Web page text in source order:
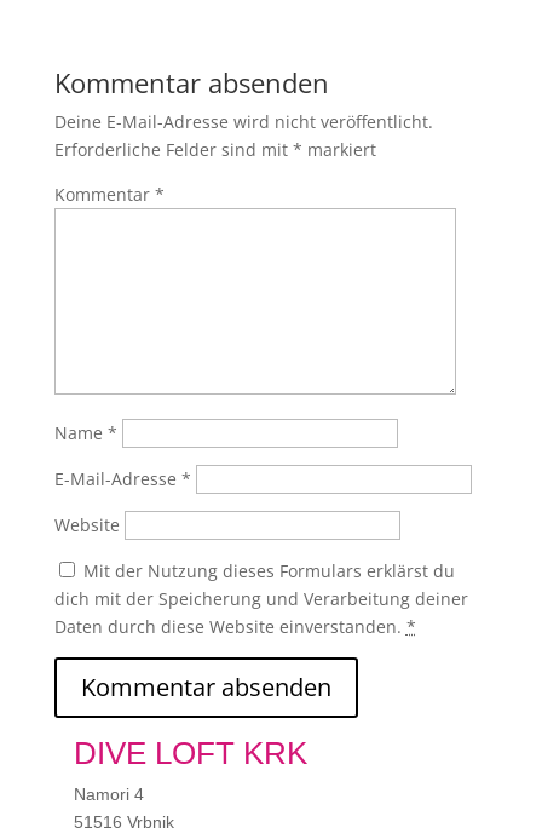
Kommentar absenden
Deine E-Mail-Adresse wird nicht veröffentlicht.
Erforderliche Felder sind mit * markiert
Kommentar *
Name *
E-Mail-Adresse *
Website
Mit der Nutzung dieses Formulars erklärst du
dich mit der Speicherung und Verarbeitung deiner
Daten durch diese Website einverstanden. *
DIVE LOFT KRK
Namori 4
51516 Vrbnik